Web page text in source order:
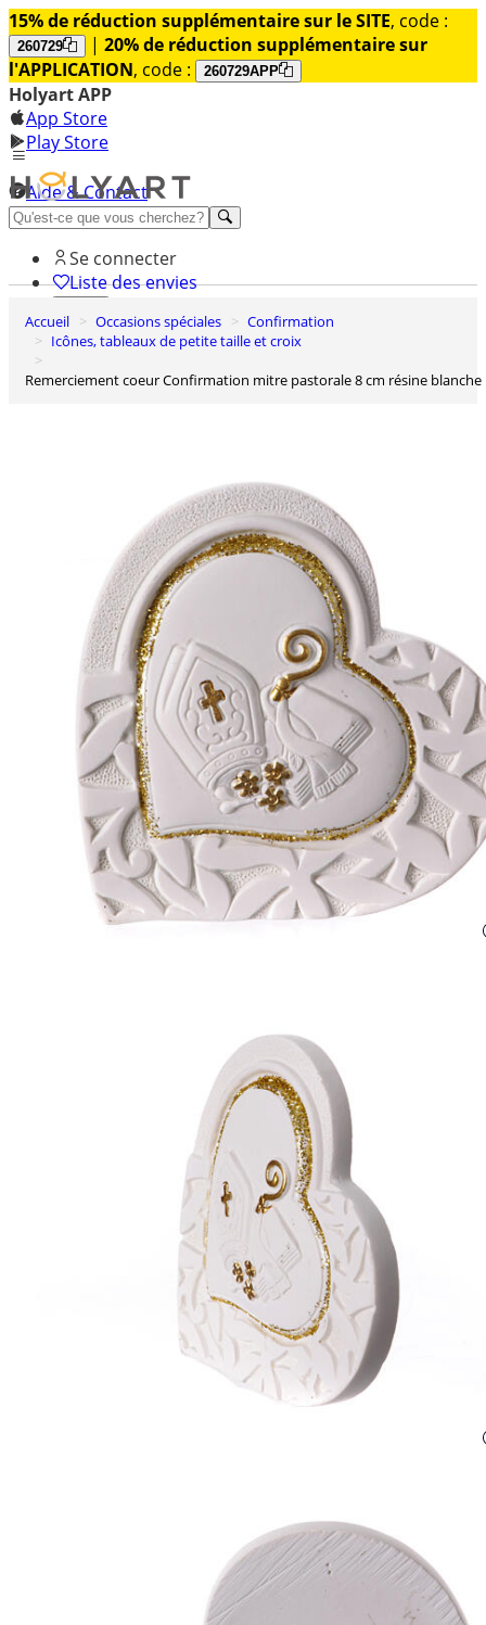
15% de réduction supplémentaire sur le SITE, code :
260729 | 20% de réduction supplémentaire sur
l'APPLICATION, code : 260729APP
Holyart APP
App Store
Play Store
Aide & Contact
Découvrez Premium
Se connecter
Liste des envies
0
Panier
Accueil Occasions spéciales
Confirmation
Icônes, tableaux de petite taille et croix
Remerciement coeur Confirmation mitre pastorale 8 cm résine blanche